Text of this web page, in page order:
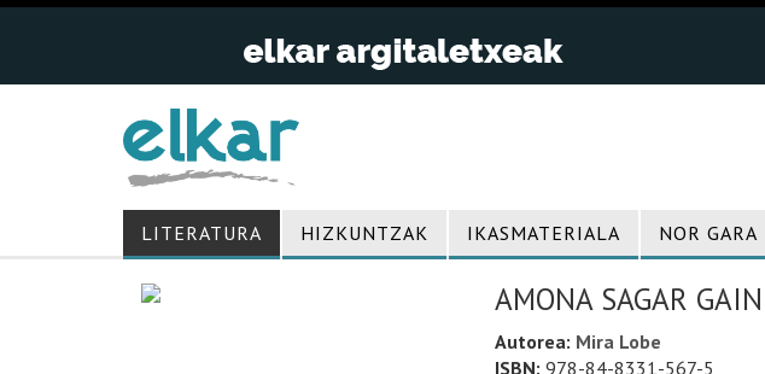
LITERATURA HIZKUNTZAK IKASMATERIALA NOR GARA
AMONA SAGAR
Autorea: Mira Lobe
ISBN: 978-84-8331-567-5